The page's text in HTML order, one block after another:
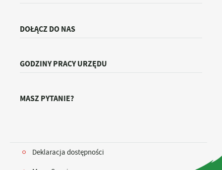
DOŁĄCZ DO NAS
GODZINY PRACY URZĘDU
MASZ PYTANIE?
Deklaracja dostępności